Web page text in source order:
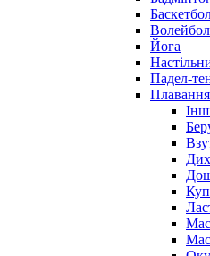
Йога
Падел-
Плавання